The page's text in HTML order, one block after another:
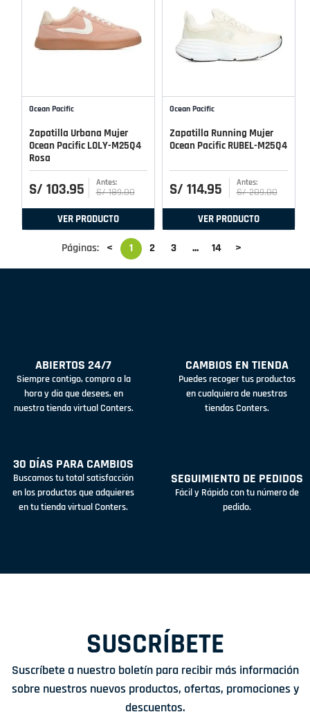
Ocean Pacific
Zapatilla Urbana Mujer
Ocean Pacific LOLY-M25Q4
Rosa
S/ 103.95 S/ 189.00
VER PRODUCTO
Ocean Pacific
Zapatilla Running Mujer
Ocean Pacific RUBEL-M25Q4
S/ 114.95 S/ 209.00
VER PRODUCTO
Páginas: < 1 2 3 ... 14 >
ABIERTOS 24/7
Siempre contigo, compra a la
hora y día que desees, en
nuestra tienda virtual Conters.
CAMBIOS EN TIENDA
Puedes recoger tus productos
en cualquiera de nuestras
tiendas Conters.
30 DÍAS PARA CAMBIOS
Buscamos tu total satisfacción
en los productos que adquieres
en tu tienda virtual Conters.
SEGUIMIENTO DE PEDIDOS
Fácil y Rápido con tu número de
pedido.
SUSCRÍBETE
Suscríbete a nuestro boletín para recibir más información
sobre nuestros nuevos productos, ofertas, promociones y
descuentos.